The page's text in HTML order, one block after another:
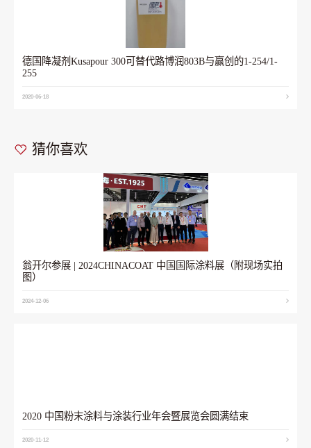
德国降凝剂Kusapour 300可替代路博润803B与赢创的1-254/1-
255
2020-06-18
猜你喜欢
翁开尔参展 | 2024CHINACOAT 中国国际涂料展（附现场实拍
图）
2024-12-06
2020 中国粉末涂料与涂装行业年会暨展览会圆满结束
2020-11-12